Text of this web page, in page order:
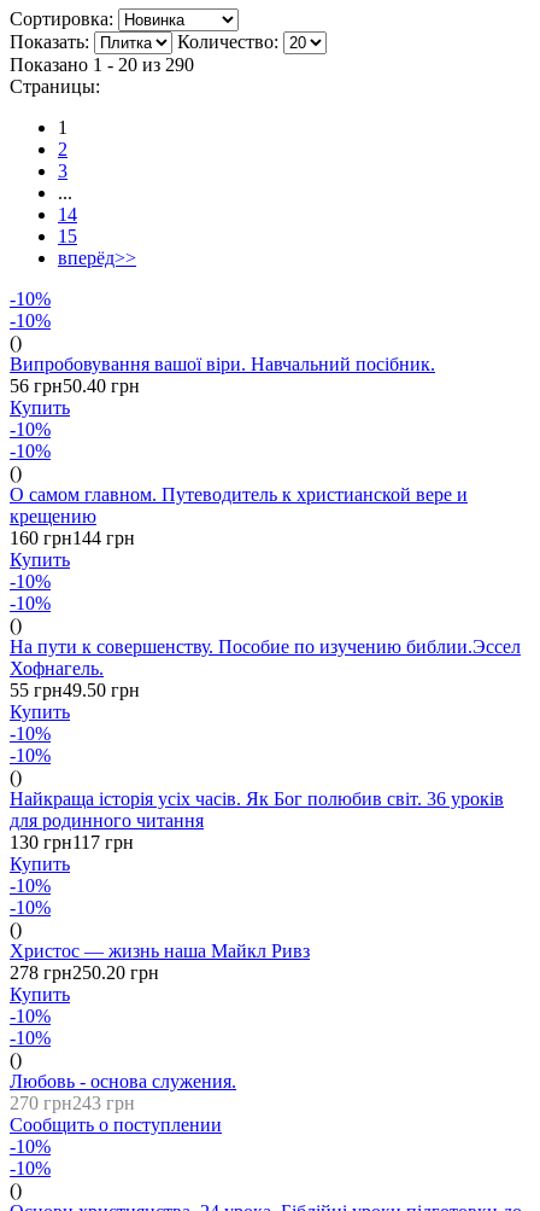
Сортировка:
Показать:
Количество:
Показано 1 - 20 из 290
Страницы:
1
2
3
...
14
15
вперёд>>
-10%
-10%
()
Випробовування вашої віри. Навчальний посібник.
56 грн50.40 грн
Купить
-10%
-10%
()
О самом главном. Путеводитель к христианской вере и
крещению
160 грн144 грн
Купить
-10%
-10%
()
На пути к совершенству. Пособие по изучению библии.Эссел
Хофнагель.
55 грн49.50 грн
Купить
-10%
-10%
()
Найкраща історія усіх часів. Як Бог полюбив світ. 36 уроків
для родинного читання
130 грн117 грн
Купить
-10%
-10%
()
Христос — жизнь наша Майкл Ривз
278 грн250.20 грн
Купить
-10%
-10%
()
Любовь - основа служения.
270 грн243 грн
Сообщить о поступлении
-10%
-10%
()